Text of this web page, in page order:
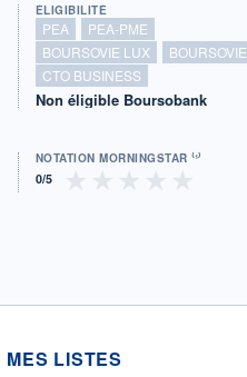
ÉLIGIBILITÉ
PEA
PEA-PME
BOURSOVIE LUX
BOURSOVIE
CTO BUSINESS
Non éligible Boursobank
NOTATION MORNINGSTAR ⁽¹⁾
MES LISTES